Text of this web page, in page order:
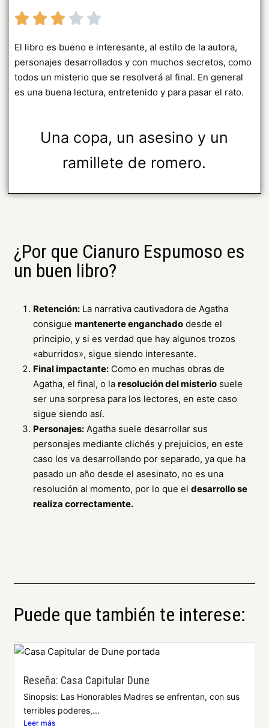
El libro es bueno e interesante, al estilo de la autora,
personajes desarrollados y con muchos secretos, como
todos un misterio que se resolverá al final. En general
es una buena lectura, entretenido y para pasar el rato.
Una copa, un asesino y un
ramillete de romero.
¿Por que Cianuro Espumoso es
un buen libro?
Retención:La narrativa cautivadora de Agatha
consigue mantenerte enganchadodesde el
principio, y si es verdad que hay algunos trozos
«aburridos», sigue siendo interesante.
Final impactante:Como en muchas obras de
Agatha, el final, o la resolución del misteriosuele
ser una sorpresa para los lectores, en este caso
sigue siendo así.
Personajes:Agatha suele desarrollar sus
personajes mediante clichés y prejuicios, en este
caso los va desarrollando por separado, ya que ha
pasado un año desde el asesinato, no es una
resolución al momento, por lo que el desarrollo se
realiza correctamente.
Puede que también te interese:
Reseña: Casa Capitular Dune
Sinopsis: Las Honorables Madres se enfrentan, con sus
terribles poderes,...
Leer más